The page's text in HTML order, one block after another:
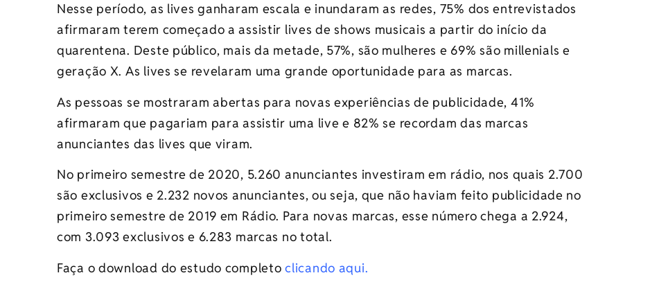
Nesse período, as lives ganharam escala e inundaram as redes, 75% dos entrevistados
afirmaram terem começado a assistir lives de shows musicais a partir do início da
quarentena. Deste público, mais da metade, 57%, são mulheres e 69% são millenials e
geração X. As lives se revelaram uma grande oportunidade para as marcas.
As pessoas se mostraram abertas para novas experiências de publicidade, 41%
afirmaram que pagariam para assistir uma live e 82% se recordam das marcas
anunciantes das lives que viram.
No primeiro semestre de 2020, 5.260 anunciantes investiram em rádio, nos quais 2.700
são exclusivos e 2.232 novos anunciantes, ou seja, que não haviam feito publicidade no
primeiro semestre de 2019 em Rádio. Para novas marcas, esse número chega a 2.924,
com 3.093 exclusivos e 6.283 marcas no total.
Faça o download do estudo completoclicando aqui.